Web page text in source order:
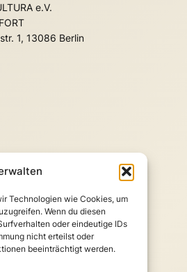
Technologien wie Cookies, um
Wenn du diesen
oder eindeutige IDs
nicht erteilst oder
beeinträchtigt werden.
e.V.
1, 13086 Berlin